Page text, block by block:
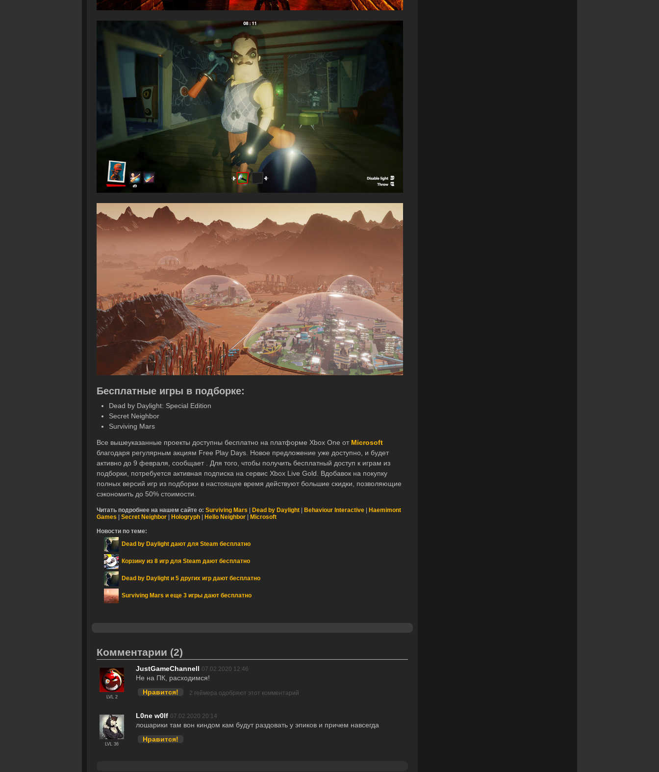
Бесплатные игры в подборке:
Dead by Daylight: Special Edition
Secret Neighbor
Surviving Mars
Все вышеуказанные проекты доступны бесплатно на платформе Xbox One от Microsoft
благодаря регулярным акциям Free Play Days. Новое предложение уже доступно, и будет
активно до 9 февраля, сообщает . Для того, чтобы получить бесплатный доступ к играм из
подборки, потребуется активная подписка на сервис Xbox Live Gold. Вдобавок на покупку
полных версий игр из подборки в настоящее время действуют большие скидки, позволяющие
сэкономить до 50% стоимости.
Читать подробнее на нашем сайте о: Surviving Mars | Dead by Daylight | Behaviour Interactive | Haemimont
Games | Secret Neighbor | Hologryph | Hello Neighbor | Microsoft
Новости по теме:
Dead by Daylight дают для Steam бесплатно
Корзину из 8 игр для Steam дают бесплатно
Dead by Daylight и 5 других игр дают бесплатно
Surviving Mars и еще 3 игры дают бесплатно
Комментарии (2)
LVL 2
JustGameChannell 07.02.2020 12:46
Не на ПК, расходимся!
Нравится!
2 геймера одобряют этот комментарий
LVL 36
L0ne w0lf 07.02.2020 20:14
лошарики там вон киндом кам будут раздовать у эпиков и причем навсегда
Нравится!